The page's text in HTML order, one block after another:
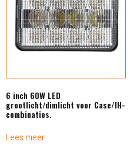
6 inch 60W LED
grootlicht/dimlicht voor Case/IH-
combinaties.
Lees meer